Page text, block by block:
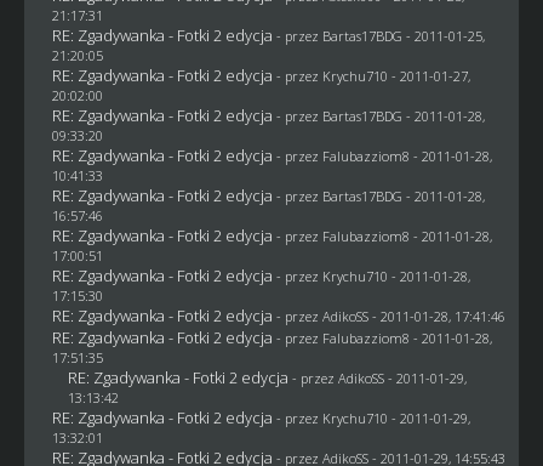
21:17:31
RE: Zgadywanka - Fotki 2 edycja - przez Bartas17BDG - 2011-01-25,
21:20:05
RE: Zgadywanka - Fotki 2 edycja - przez Krychu710 - 2011-01-27,
20:02:00
RE: Zgadywanka - Fotki 2 edycja - przez Bartas17BDG - 2011-01-28,
09:33:20
RE: Zgadywanka - Fotki 2 edycja - przez Falubazziom8 - 2011-01-28,
10:41:33
RE: Zgadywanka - Fotki 2 edycja - przez Bartas17BDG - 2011-01-28,
16:57:46
RE: Zgadywanka - Fotki 2 edycja - przez Falubazziom8 - 2011-01-28,
17:00:51
RE: Zgadywanka - Fotki 2 edycja - przez Krychu710 - 2011-01-28,
17:15:30
RE: Zgadywanka - Fotki 2 edycja - przez AdikoSS - 2011-01-28, 17:41:46
RE: Zgadywanka - Fotki 2 edycja - przez Falubazziom8 - 2011-01-28,
17:51:35
RE: Zgadywanka - Fotki 2 edycja - przez AdikoSS - 2011-01-29,
13:13:42
RE: Zgadywanka - Fotki 2 edycja - przez Krychu710 - 2011-01-29,
13:32:01
RE: Zgadywanka - Fotki 2 edycja - przez AdikoSS - 2011-01-29, 14:55:43